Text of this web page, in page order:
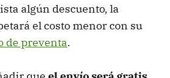
algún descuento, la
el costo menor con su
de preventa.